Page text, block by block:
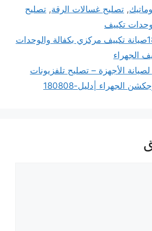
, تصليح غسالات الرقة, تصليح
تكييف
دليل1808080صيانة تكييف مركزي بكفالة والوحدات
الجهراء
الأجهزة – تصليح تلفزيونات
الجهراء |دليل-180808